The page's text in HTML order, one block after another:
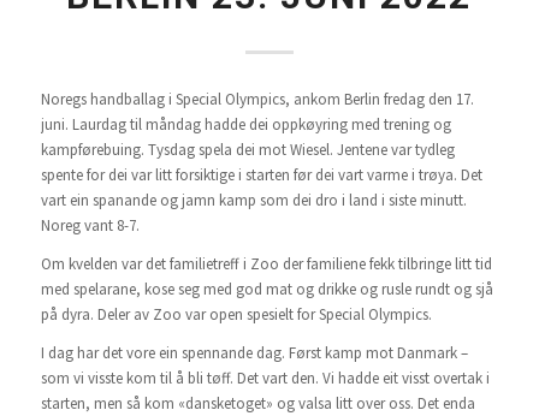
Noregs handballag i Special Olympics, ankom Berlin fredag den 17.
juni. Laurdag til måndag hadde dei oppkøyring med trening og
kampførebuing. Tysdag spela dei mot Wiesel. Jentene var tydleg
spente for dei var litt forsiktige i starten før dei vart varme i trøya. Det
vart ein spanande og jamn kamp som dei dro i land i siste minutt.
Noreg vant 8-7.
Om kvelden var det familietreff i Zoo der familiene fekk tilbringe litt tid
med spelarane, kose seg med god mat og drikke og rusle rundt og sjå
på dyra. Deler av Zoo var open spesielt for Special Olympics.
I dag har det vore ein spennande dag. Først kamp mot Danmark –
som vi visste kom til å bli tøff. Det vart den. Vi hadde eit visst overtak i
starten, men så kom «dansketoget» og valsa litt over oss. Det enda